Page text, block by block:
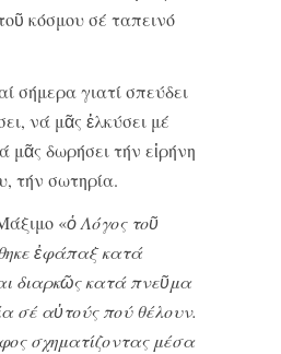
κόσμου σέ ταπεινό
σήμερα γιατί σπεύδει
νά μᾶς ἑλκύσει μέ
δωρήσει τήν εἰρήνη
τήν σωτηρία.
«ὁ Λόγος τοῦ
ἐφάπαξ κατά
διαρκῶς κατά πνεῦμα
σέ αὐτούς πού θέλουν.
σχηματίζοντας μέσα